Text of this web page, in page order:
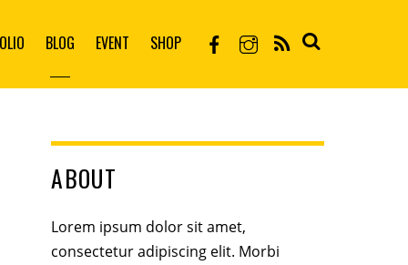
BLOG EVENT SHOP
ABOUT
Lorem ipsum dolor sit amet,
consectetur adipiscing elit. Morbi